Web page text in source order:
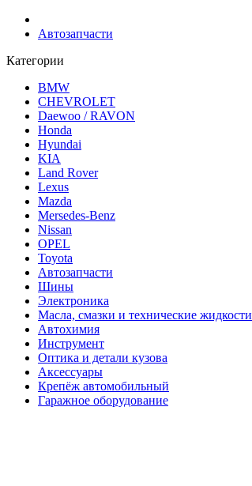
Автозапчасти
Категории
BMW
CHEVROLET
Daewoo / RAVON
Honda
Hyundai
KIA
Land Rover
Lexus
Mazda
Mersedes-Benz
Nissan
OPEL
Toyota
Автозапчасти
Шины
Электроника
Масла, смазки и технические жидкости
Автохимия
Инструмент
Оптика и детали кузова
Аксессуары
Крепёж автомобильный
Гаражное оборудование